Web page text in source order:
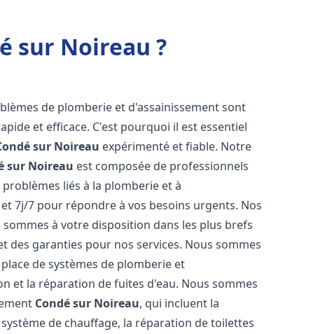
sur Noireau ?
de plomberie et d'assainissement sont
et efficace. C'est pourquoi il est essentiel
sur Noireau expérimenté et fiable. Notre
sur Noireau est composée de professionnels
liés à la plomberie et à
7j/7 pour répondre à vos besoins urgents. Nos
à votre disposition dans les plus brefs
garanties pour nos services. Nous sommes
de systèmes de plomberie et
et la réparation de fuites d'eau. Nous sommes
Condé sur Noireau, qui incluent la
de chauffage, la réparation de toilettes